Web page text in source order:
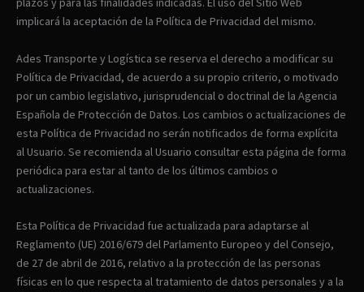
implicará la aceptación de la Política de Privacidad del mismo.
Ades Transporte y Logística se reserva el derecho a modificar su
Política de Privacidad, de acuerdo a su propio criterio, o motivado
por un cambio legislativo, jurisprudencial o doctrinal de la Agencia
Española de Protección de Datos. Los cambios o actualizaciones de
esta Política de Privacidad no serán notificados de forma explícita
al Usuario. Se recomienda al Usuario consultar esta página de forma
periódica para estar al tanto de los últimos cambios o
actualizaciones.
Esta Política de Privacidad fue actualizada para adaptarse al
Reglamento (UE) 2016/679 del Parlamento Europeo y del Consejo,
de 27 de abril de 2016, relativo a la protección de las personas
físicas en lo que respecta al tratamiento de datos personales y a la